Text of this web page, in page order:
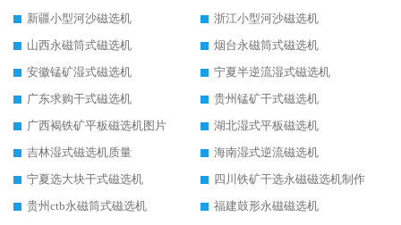
新疆小型河沙磁选机
浙江小型河沙磁选机
山西永磁筒式磁选机
烟台永磁筒式磁选机
安徽锰矿湿式磁选机
宁夏半逆流湿式磁选机
广东求购干式磁选机
贵州锰矿干式磁选机
广西褐铁矿平板磁选机图片
湖北湿式平板磁选机
吉林湿式磁选机质量
海南湿式逆流磁选机
宁夏选大块干式磁选机
四川铁矿干选永磁磁选机制作
贵州ctb永磁筒式磁选机
福建鼓形永磁磁选机